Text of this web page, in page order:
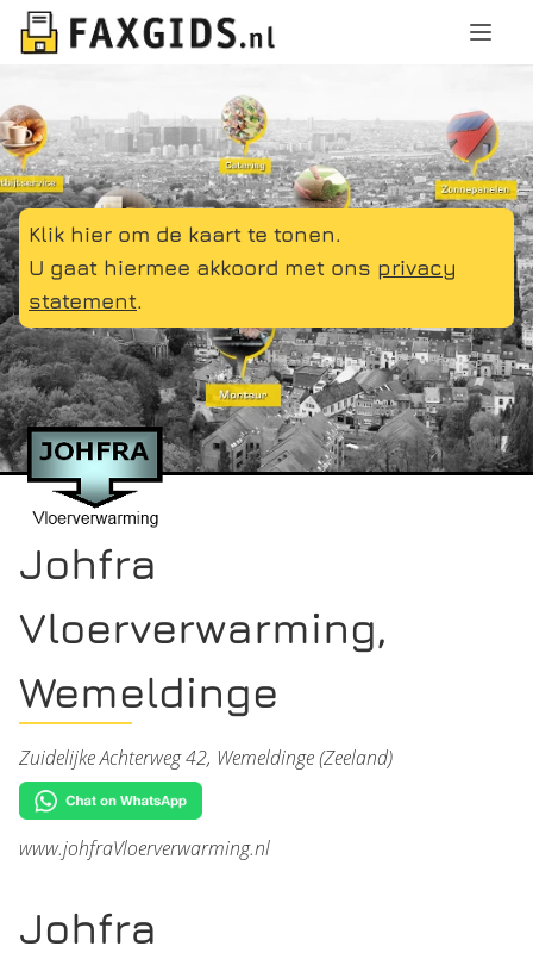
Klik hier om de kaart te tonen.
U gaat hiermee akkoord met ons privacy
statement.
Johfra
Vloerverwarming,
Wemeldinge
Zuidelijke Achterweg 42, Wemeldinge (Zeeland)
www.johfraVloerverwarming.nl
Johfra